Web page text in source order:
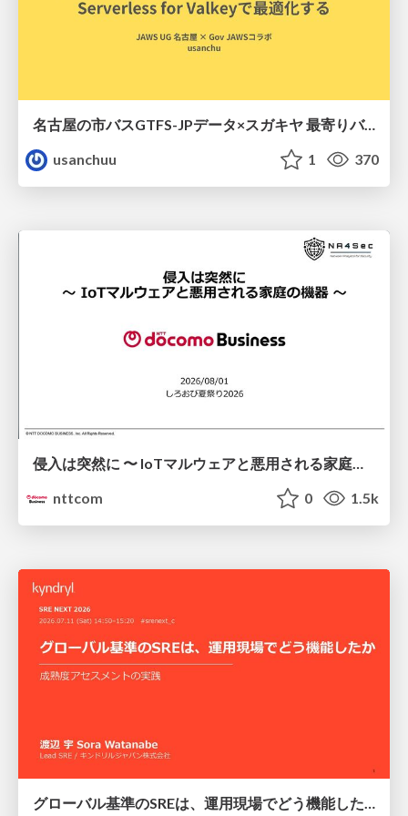
名古屋の市バスGTFS-JPデータ×スガキヤ 最寄りバス停検索をAmazon ElastiCache Serverless for Valkeyで最適化する
usanchuu
1 370
侵入は突然に 〜 IoTマルウェアと悪用される家庭の機器 ～ / When Intrusion Strikes: IoT Malware and the Abuse of Home Devices
nttcom
0 1.5k